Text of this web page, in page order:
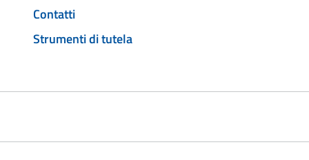
Contatti
Strumenti di tutela